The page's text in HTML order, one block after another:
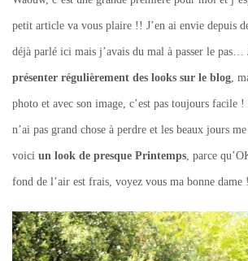
petit article va vous plaire !! J’en ai envie depuis
déjà parlé ici mais j’avais du mal à passer le pas…
présenter régulièrement des looks sur le blog ,
photo et avec son image, c’est pas toujours facile
n’ai pas grand chose à perdre et les beaux jours
voici un look de presque Printemps , parce
fond de l’air est frais, voyez vous ma bonne dame !